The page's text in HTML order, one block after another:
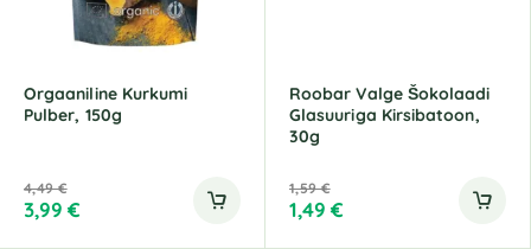
Orgaaniline Kurkumi
Pulber, 150g
4,49€
3,99€
Roobar Valge Šokolaadi
Glasuuriga Kirsibatoon,
30g
1,59€
1,49€